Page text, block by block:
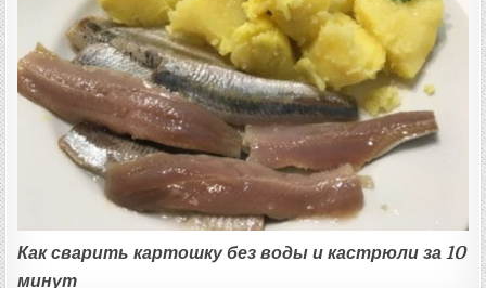
Как сварить картошку без воды и кастрюли за 10
минут